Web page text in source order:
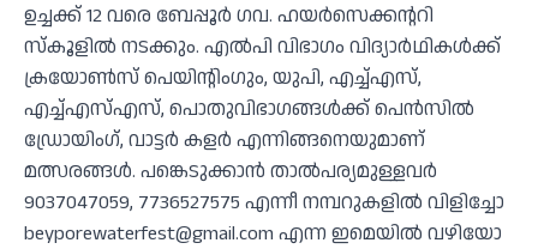
ഉച്ചക്ക് 12 വരെ ബേപ്പൂര്‍ ഗവ. ഹയര്‍സെക്കന്ററി
സ്‌കൂളില്‍ നടക്കും. എല്‍പി വിഭാഗം വിദ്യാർഥികൾക്ക്
ക്രയോണ്‍സ് പെയിൻ്റിംഗും, യുപി, എച്ച്എസ്,
എച്ച്എസ്എസ്, പൊതുവിഭാഗങ്ങൾക്ക് പെന്‍സില്‍
ഡ്രോയിംഗ്, വാട്ടര്‍ കളര്‍ എന്നിങ്ങനെയുമാണ്
മത്സരങ്ങള്‍. പങ്കെടുക്കാന്‍ താല്‍പര്യമുള്ളവര്‍
9037047059, 7736527575 എന്നീ നമ്പറുകളില്‍ വിളിച്ചോ
beyporewaterfest@gmail.com എന്ന ഇമെയിൽ വഴിയോ